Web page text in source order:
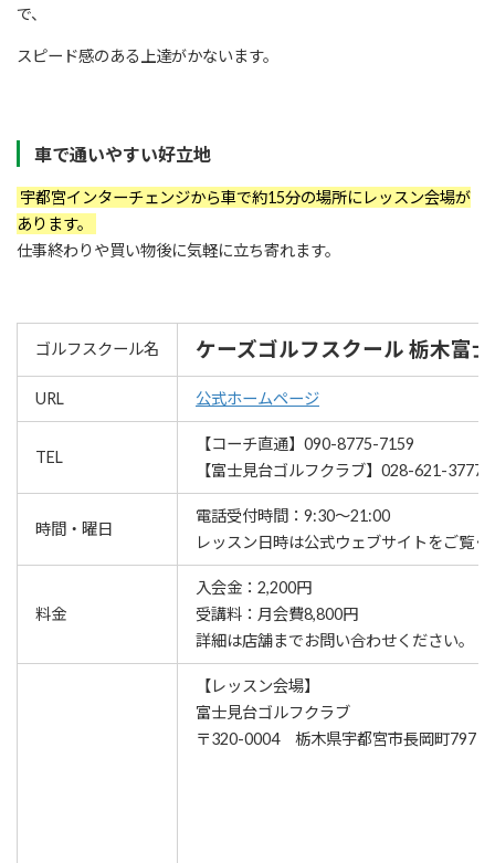
で、
スピード感のある上達がかないます。
車で通いやすい好立地
宇都宮インターチェンジから車で約15分の場所にレッスン会場が
あります。
仕事終わりや買い物後に気軽に立ち寄れます。
ゴルフスクール名 ケーズゴルフスクール 栃木富
URL 公式ホームページ
TEL
【コーチ直通】090-8775-7159
【富士見台ゴルフクラブ】028-621-3777
時間・曜日
電話受付時間：9:30～21:00
レッスン⽇時は公式ウェブサイトをご覧く
料金
入会金：2,200円
受講料：月会費8,800円
詳細は店舗までお問い合わせください。
【レッスン会場】
富士見台ゴルフクラブ
〒320-0004 栃木県宇都宮市長岡町797